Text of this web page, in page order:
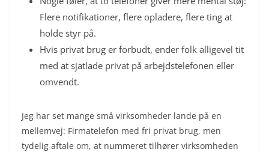
Flere notifikationer, flere opladere, flere ting at
holde styr på.
Hvis privat brug er forbudt, ender folk alligevel tit
med at sjatlade privat på arbejdstelefonen eller
omvendt.
Jeg har set mange små virksomheder lande på en
mellemvej: Firmatelefon med fri privat brug, men
tydelig aftale om, at nummeret tilhører virksomheden